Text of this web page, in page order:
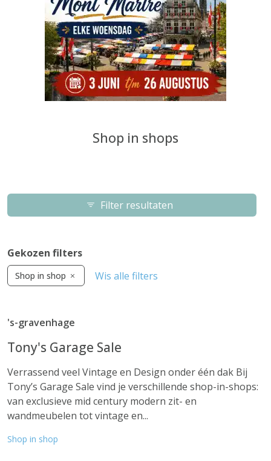
Shop in shops
Filter resultaten
Gekozen filters
Shop in shop Wis alle filters
's-gravenhage
Tony's Garage Sale
Verrassend veel Vintage en Design onder één dak Bij
Tony’s Garage Sale vind je verschillende shop-in-shops:
van exclusieve mid century modern zit- en
wandmeubelen tot vintage en...
Shop in shop